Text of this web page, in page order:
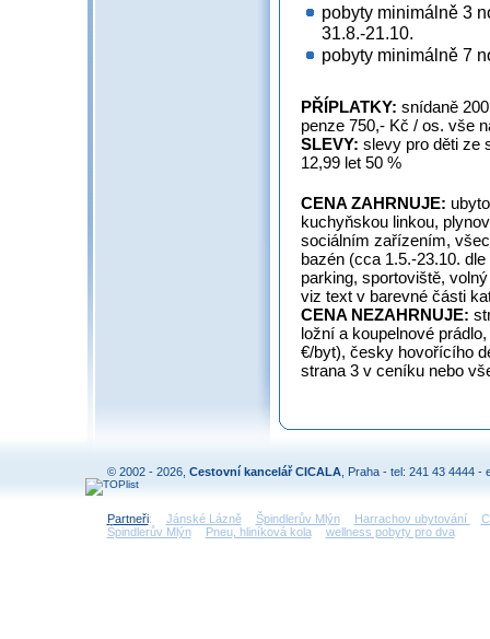
pobyty minimálně 3
31.8.-21.10.
pobyty minimálně 7
PŘÍPLATKY: snídaně
penze 750,- Kč / os. vše
SLEVY: slevy pro děti ze
12,99 let 50 %
CENA ZAHRNUJE:
kuchyňskou linkou,
sociálním zařízením,
bazén (cca 1.5.-23.10.
parking, sportoviště,
viz text v barevné části
CENA NEZAHRNUJE:
ložní a koupelnové
€/byt), česky hovořícího
strana 3 v ceníku nebo
© 2002 - 2026, Cestovní kancelář CICALA , Praha - tel: 241 43 4444 -
Partneři: Jánské Lázně Špindlerův Mlýn Harrachov ubytování
Špindlerův Mlýn
Pneu, hliníková kola wellness pobyty pro dva